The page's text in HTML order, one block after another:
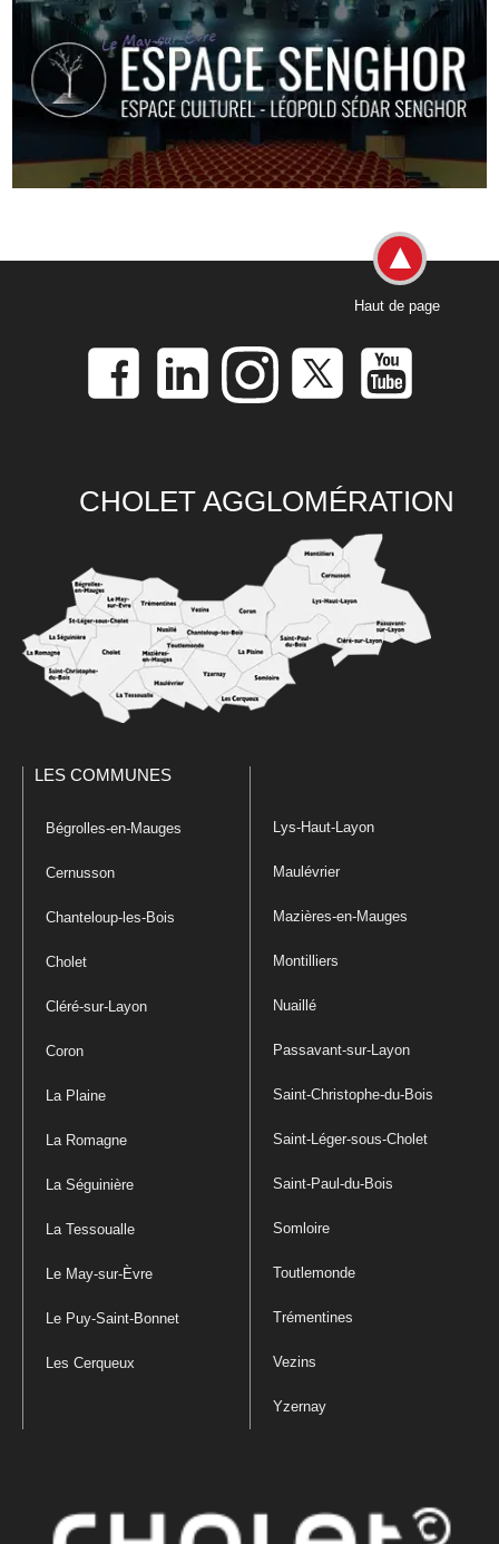
Haut de page
CHOLET AGGLOMÉRATION
LES COMMUNES
Bégrolles-en-Mauges
Cernusson
Chanteloup-les-Bois
Cholet
Cléré-sur-Layon
Coron
La Plaine
La Romagne
La Séguinière
La Tessoualle
Le May-sur-Èvre
Le Puy-Saint-Bonnet
Les Cerqueux
Lys-Haut-Layon
Maulévrier
Mazières-en-Mauges
Montilliers
Nuaillé
Passavant-sur-Layon
Saint-Christophe-du-Bois
Saint-Léger-sous-Cholet
Saint-Paul-du-Bois
Somloire
Toutlemonde
Trémentines
Vezins
Yzernay